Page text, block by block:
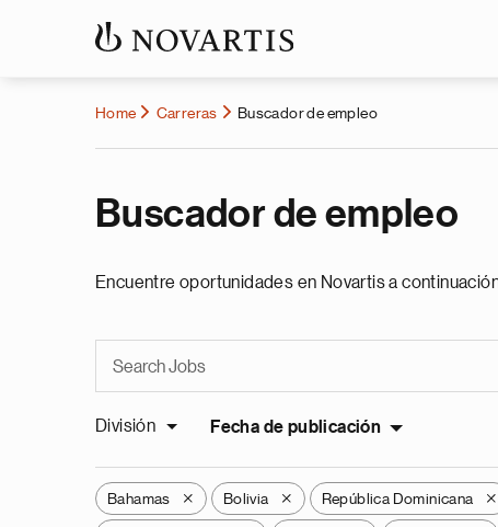
Home Carreras Buscador de empleo
Buscador de empleo
Encuentre oportunidades en Novartis a
División Fecha de publicación
Bahamas X Bolivia X República Dominicana X